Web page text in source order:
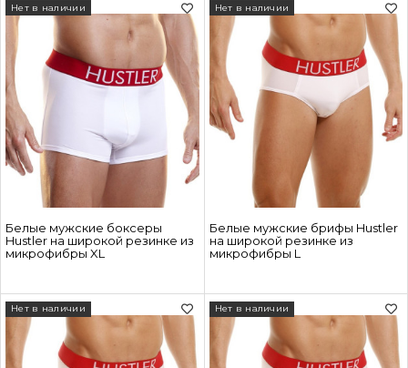
Белые мужские боксеры
Hustler на широкой резинке из
микрофибры XL
Нет в наличии
Белые мужские брифы Hustler
на широкой резинке из
микрофибры L
Нет в наличии
Нет в наличии Нет в наличии